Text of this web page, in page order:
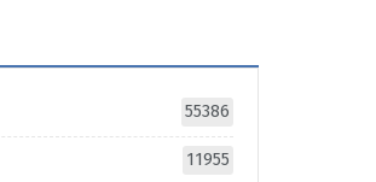
55386
11955